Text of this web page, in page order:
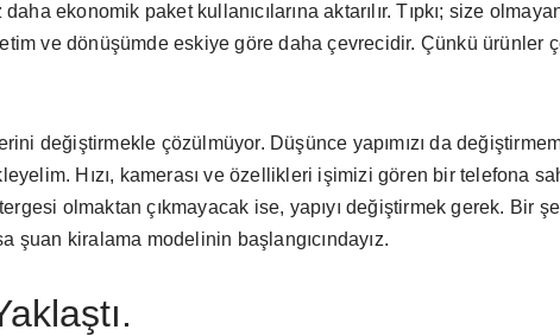
ekonomik paket kullanıcılarına aktarılır. Tıpkı; size
ve dönüşümde eskiye göre daha çevrecidir. Çünkü ürünler
değiştirmekle çözülmüyor. Düşünce yapımızı da
Hızı, kamerası ve özellikleri işimizi gören bir telefona
olmaktan çıkmayacak ise, yapıyı değiştirmek gerek. Bir
şuan kiralama modelinin başlangıcındayız.